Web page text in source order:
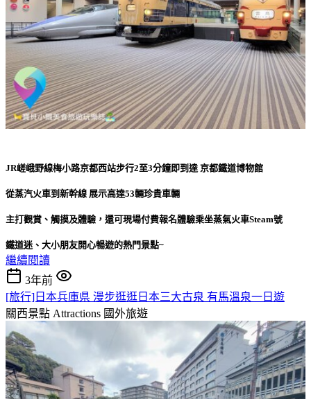
JR嵯峨野線梅小路京都西站步行2至3分鐘即到達 京都鐵道博物館
從蒸汽火車到新幹線 展示高達53輛珍貴車輛
主打觀賞、觸摸及體驗，還可現場付費報名體驗乘坐蒸氣火車Steam號
鐵道迷、大小朋友開心暢遊的熱門景點~
繼續閱讀
3年前
[旅行]日本兵庫県 漫步逛逛日本三大古泉 有馬溫泉一日遊
關西景點 Attractions 國外旅遊